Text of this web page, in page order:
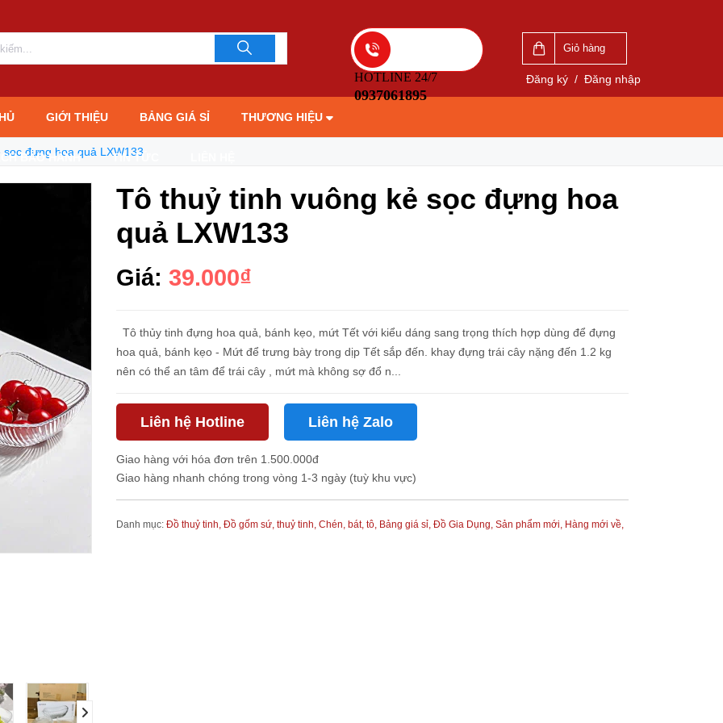
HOTLINE 24/7
0937061895
Giỏ hàng
Đăng ký / Đăng nhập
GIỚI THIỆU BẢNG GIÁ SỈ THƯƠNG HIỆU
BẢO HÀNH TIN TỨC
đựng hoa quả LXW133
Tô thuỷ tinh vuông kẻ sọc đựng hoa
quả LXW133
Giá: 39.000₫
Tô thủy tinh đựng hoa quả, bánh kẹo, mứt Tết với kiểu dáng sang trọng thích hợp dùng để đựng
hoa quả, bánh kẹo - Mứt để trưng bày trong dịp Tết sắp đến. khay đựng trái cây nặng đến 1.2 kg
nên có thể an tâm để trái cây , mứt mà không sợ đổ n...
Liên hệ Hotline Liên hệ Zalo
Giao hàng với hóa đơn trên 1.500.000đ
Giao hàng nhanh chóng trong vòng 1-3 ngày (tuỳ khu vực)
Danh mục: Đồ thuỷ tinh, Đồ gốm sứ, thuỷ tinh, Chén, bát, tô, Bảng giá sỉ, Đồ Gia Dụng, Sản phẩm mới, Hàng mới về,
0937061895 0937061895